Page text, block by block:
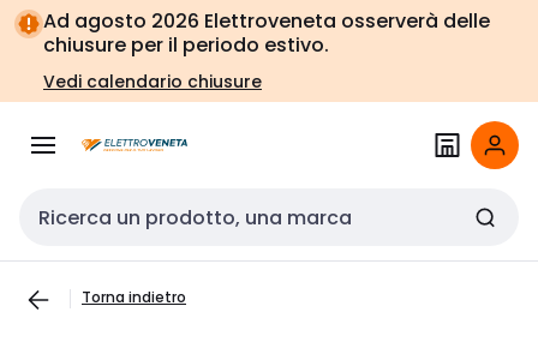
Vai alla
navigazione
Vai
alla
pagina
Ad agosto 2026 Elettroveneta osserverà delle
chiusure per il periodo estivo.
Vedi calendario chiusure
Cerca input
Torna indietro